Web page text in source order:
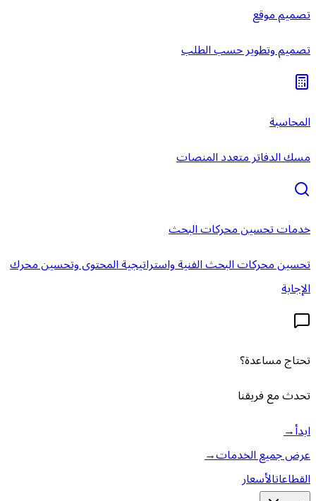
تصميم موقع
تصميم وتطوير حسب الطلب
المحاسبة
مسك الدفاتر متعدد المنصات
خدمات تحسين محركات البحث
تحسين محركات البحث الفنية واستراتيجية المحتوى وتحسين محرك
الإجابة
تحتاج مساعدة؟
تحدث مع فريقنا
ابدأ→
عرض جميع الخدمات→
القطاعاتالأسعار